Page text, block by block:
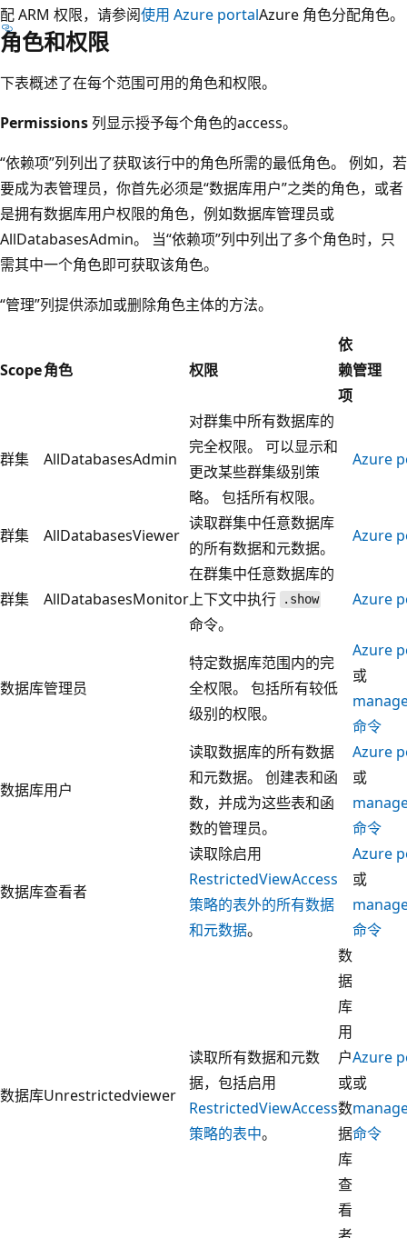
配 ARM 权限，请参阅使用 Azure portalAzure 角色分配角色。
角色和权限
下表概述了在每个范围可用的角色和权限。
Permissions 列显示授予每个角色的access。
“依赖项”列列出了获取该行中的角色所需的最低角色。 例如，若
要成为表管理员，你首先必须是“数据库用户”之类的角色，或者
是拥有数据库用户权限的角色，例如数据库管理员或
AllDatabasesAdmin。 当“依赖项”列中列出了多个角色时，只
需其中一个角色即可获取该角色。
“管理”列提供添加或删除角色主体的方法。
Scope角色 权限
依
赖
项
管理
群集 AllDatabasesAdmin
对群集中所有数据库的
完全权限。 可以显示和
更改某些群集级别策
略。 包括所有权限。
Azure
群集 AllDatabasesViewer
读取群集中任意数据库
的所有数据和元数据。
Azure
群集 AllDatabasesMonitor
在群集中任意数据库的
上下文中执行
.show
命令。
Azure
数据库管理员
特定数据库范围内的完
全权限。 包括所有较低
级别的权限。
Azure
或
命令
数据库用户
读取数据库的所有数据
和元数据。 创建表和函
数，并成为这些表和函
数的管理员。
Azure
或
命令
数据库查看者
读取除启用
RestrictedViewAccess
策略的表外的所有数据
和元数据。
Azure
或
命令
数据库Unrestrictedviewer
读取所有数据和元数
据，包括启用
RestrictedViewAccess
策略的表中。
数
据
库
用
户
或
数
据
库
查
看
Azure
或
命令